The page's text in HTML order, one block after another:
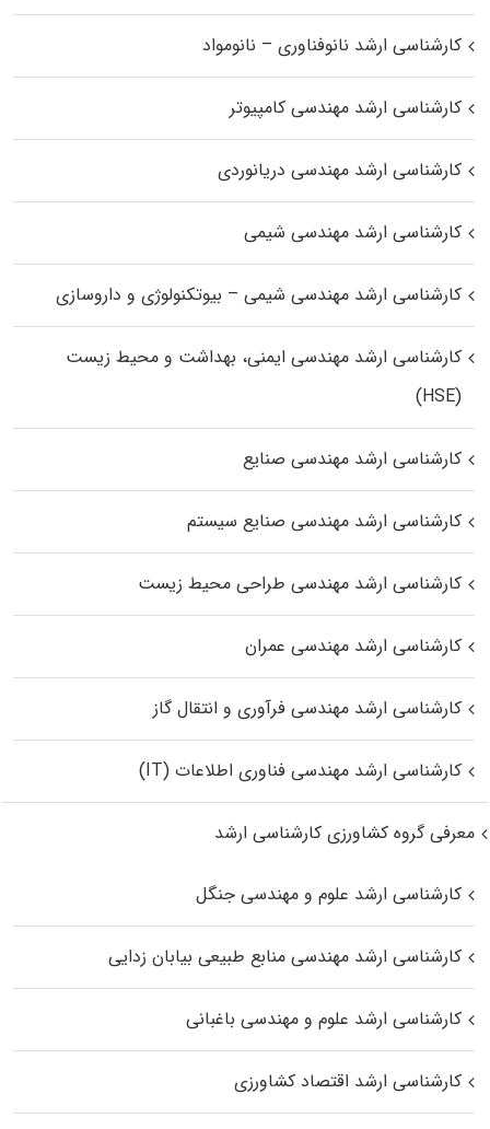
کارشناسی ارشد نانوفناوری – نانومواد
کارشناسی ارشد مهندسی کامپیوتر
کارشناسی ارشد مهندسی دریانوردی
کارشناسی ارشد مهندسی شیمی
کارشناسی ارشد مهندسی شیمی – بیوتکنولوژی و داروسازی
کارشناسی ارشد مهندسی ایمنی، بهداشت و محیط زیست
(HSE)
کارشناسی ارشد مهندسی صنایع
کارشناسی ارشد مهندسی صنایع سیستم
کارشناسی ارشد مهندسی طراحی محیط زیست
کارشناسی ارشد مهندسی عمران
کارشناسی ارشد مهندسی فرآوری و انتقال گاز
کارشناسی ارشد مهندسی فناوری اطلاعات (IT)
معرفی گروه کشاورزی کارشناسی ارشد
کارشناسی ارشد علوم و مهندسی جنگل
کارشناسی ارشد مهندسی منابع طبیعی بیابان زدایی
کارشناسی ارشد علوم و مهندسی باغبانی
کارشناسی ارشد اقتصاد کشاورزی